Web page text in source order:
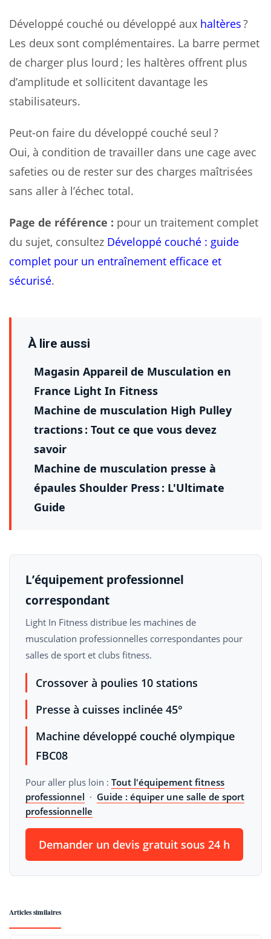
Développé couché ou développé aux haltères?
Les deux sont complémentaires. La barre permet
de charger plus lourd ; les haltères offrent plus
d’amplitude et sollicitent davantage les
stabilisateurs.
Peut-on faire du développé couché seul ?
Oui, à condition de travailler dans une cage avec
safeties ou de rester sur des charges maîtrisées
sans aller à l’échec total.
Page de référence : pour un traitement complet
du sujet, consultez Développé couché : guide
complet pour un entraînement efficace et
sécurisé.
À lire aussi
Magasin Appareil de Musculation en
France Light In Fitness
Machine de musculation High Pulley
tractions : Tout ce que vous devez
savoir
Machine de musculation presse à
épaules Shoulder Press : L'Ultimate
Guide
L’équipement professionnel
correspondant
Light In Fitness distribue les machines de
musculation professionnelles correspondantes pour
salles de sport et clubs fitness.
Crossover à poulies 10 stations
Presse à cuisses inclinée 45°
Machine développé couché olympique
FBC08
Pour aller plus loin : Tout l'équipement fitness
professionnel · Guide : équiper une salle de sport
professionnelle
Demander un devis gratuit sous 24 h
Articles similaires